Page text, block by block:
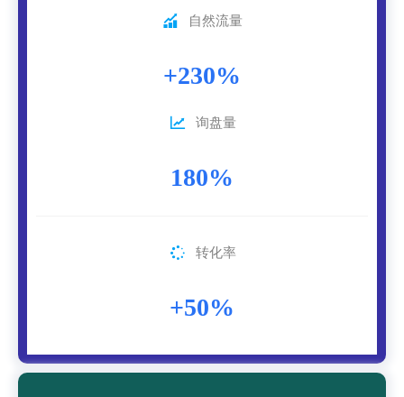
 自然流量
+230%
 询盘量
180%
 转化率
+50%